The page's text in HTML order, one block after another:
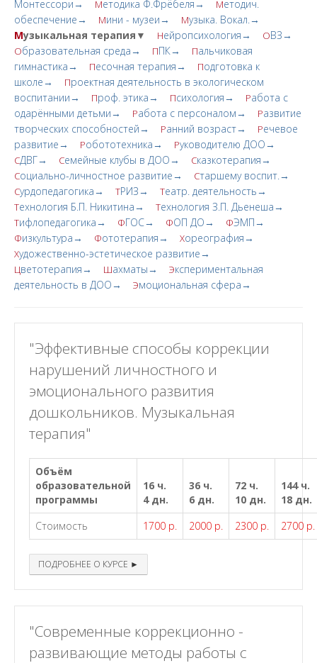
Монтессори→ Методика Ф.Фрёбеля→ Методич.
обеспечение→
Мини - музеи→ Музыка. Вокал.→
Музыкальная терапия▼ Нейропсихология→ ОВЗ→
Образовательная среда→ ППК→ Пальчиковая
гимнастика→
Песочная терапия→ Подготовка к
школе→
Проектная деятельность в экологическом
воспитании→
Проф. этика→ Психология→ Работа с
одарёнными детьми→
Работа с персоналом→ Развитие
творческих cпoсобностей→
Ранний возраст→ Речевое
развитие→
Робототехника→ Руководителю ДОО→
СДВГ→ Семейные клубы в ДОО→ Сказкотерапия→
Социально-личностное развитие→ Старшему воспит.→
Сурдопедагогика→ ТРИЗ→ Театр. деятельность→
Технология Б.П. Никитина→ Технология З.П. Дьенеша→
Тифлопедагогика→ ФГОС→ ФОП ДО→ ФЭМП→
Физкультура→ Фототерапия→ Хореография→
Художественно-эстетическое развитие→
Цветотерапия→ Шахматы→ Экспериментальная
деятельность в ДОО→
Эмоциональная сфера→
"Эффективные способы коррекции
нарушений личностного и
эмоционального развития
дошкольников. Музыкальная
терапия"
Объём
образовательной
программы
16 ч.
4 дн.
36 ч.
6 дн.
72 ч.
10 дн.
144 ч.
18 дн.
Стоимость
1700 р. 2000 р. 2300 р. 2700 р.
ПОДРОБНЕЕ О КУРСЕ ►
"Современные коррекционно -
развивающие методы работы с